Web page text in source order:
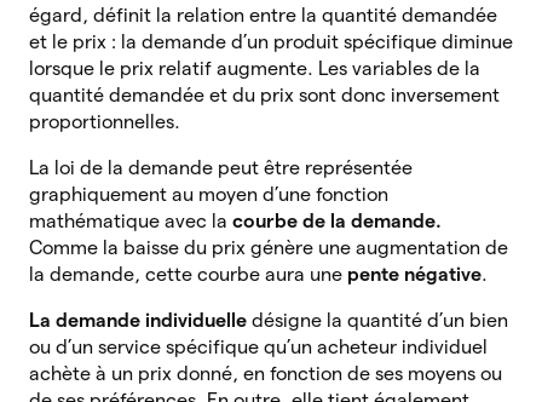
égard, définit la relation entre la quantité demandée
et le prix : la demande d’un produit spécifique diminue
lorsque le prix relatif augmente. Les variables de la
quantité demandée et du prix sont donc inversement
proportionnelles.
La loi de la demande peut être représentée
graphiquement au moyen d’une fonction
mathématique avec la courbe de la demande.
Comme la baisse du prix génère une augmentation de
la demande, cette courbe aura une pente négative.
La demande individuelle désigne la quantité d’un bien
ou d’un service spécifique qu’un acheteur individuel
achète à un prix donné, en fonction de ses moyens ou